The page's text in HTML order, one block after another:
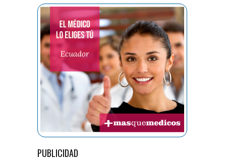
PUBLICIDAD